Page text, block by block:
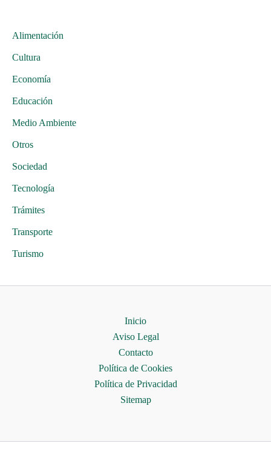
Alimentación
Cultura
Economía
Educación
Medio Ambiente
Otros
Sociedad
Tecnología
Trámites
Transporte
Turismo
Inicio
Aviso Legal
Contacto
Política de Cookies
Política de Privacidad
Sitemap